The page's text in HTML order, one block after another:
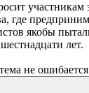
участникам
где
якобы
лет.
не